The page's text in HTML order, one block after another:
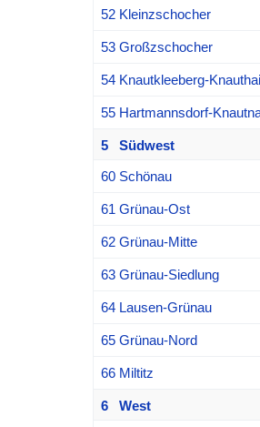
52 Kleinzschocher
53 Großzschocher
54 Knautkleeberg-
55 Hartmannsdorf-
5 Südwest
60 Schönau
61 Grünau-Ost
62 Grünau-Mitte
63 Grünau-Siedlung
64 Lausen-Grünau
65 Grünau-Nord
66 Miltitz
6 West